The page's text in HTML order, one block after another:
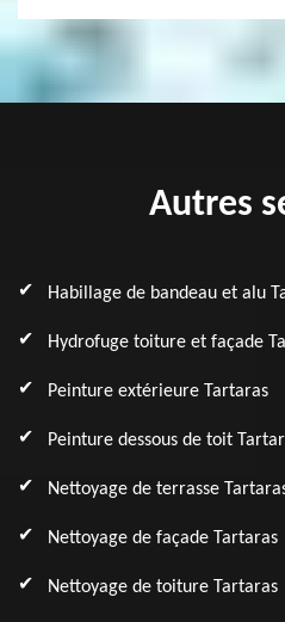
Autres
Habillage de bandeau et alu
Hydrofuge toiture et façade
Peinture extérieure Tartaras
Peinture dessous de toit
Nettoyage de terrasse
Nettoyage de façade Tartaras
Nettoyage de toiture Tartaras